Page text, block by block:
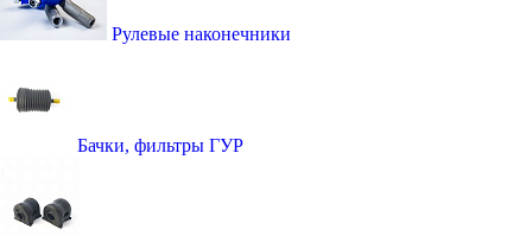
Рулевые наконечники
Бачки, фильтры ГУР